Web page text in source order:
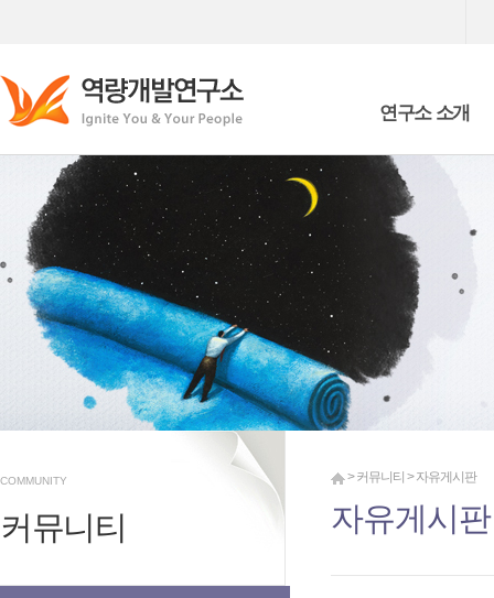
연구소 소개
Who we are
What we are doing
COMMUNITY
커뮤니티
> 커뮤니티 > 자유게시판
자유게시판